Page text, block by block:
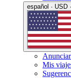
español · USD
Mis